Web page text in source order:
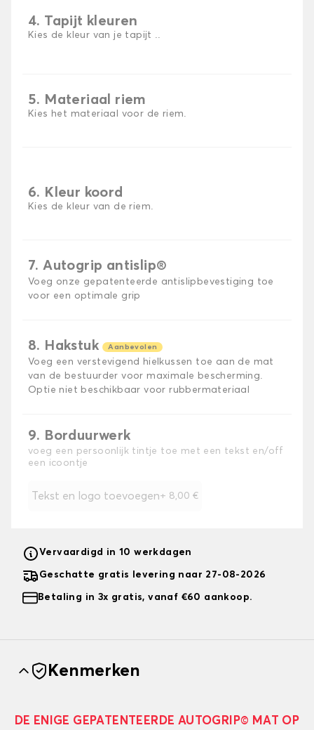
4. Tapijt kleuren
Kies de kleur van je tapijt ..
5. Materiaal riem
Kies het materiaal voor de riem.
6. Kleur koord
Kies de kleur van de riem.
7. Autogrip antislip®
Voeg onze gepatenteerde antislipbevestiging toe
voor een optimale grip
8. Hakstuk Aanbevolen
Voeg een verstevigend hielkussen toe aan de mat
van de bestuurder voor maximale bescherming.
Optie niet beschikbaar voor rubbermateriaal
9. Borduurwerk
voeg een persoonlijk tintje toe met een tekst en/off
een icoontje
Tekst en logo toevoegen+ 8,00 €
Vervaardigd in 10 werkdagen
Geschatte gratis levering naar 27-08-2026
Betaling in 3x gratis, vanaf €60 aankoop.
Kenmerken
DE ENIGE GEPATENTEERDE AUTOGRIP© MAT OP